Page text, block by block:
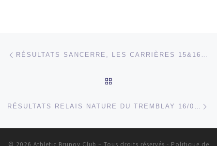
Parcourir les articles RÉSULTATS SANCERRE, LES CARRIÈRES 15&16/06/2019